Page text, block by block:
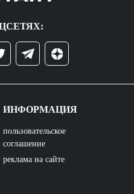
ИНФОРМАЦИЯ
пользовательское
соглашение
реклама на сайте